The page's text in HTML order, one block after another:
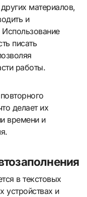
материалов,
и
писать
работы.
делает их
времени и
в текстовых
устройствах и